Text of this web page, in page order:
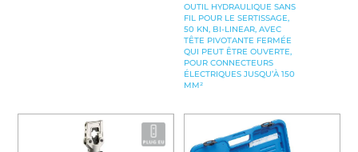
OUTIL HYDRAULIQUE SANS
FIL POUR LE SERTISSAGE,
50 KN, BI-LINEAR, AVEC
TÊTE PIVOTANTE FERMÉE
QUI PEUT ÊTRE OUVERTE,
POUR CONNECTEURS
ÉLECTRIQUES JUSQU’À 150
MM²